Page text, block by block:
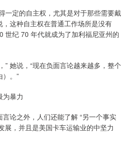
定的自主权，尤其是对于那些需要戴
这种自主权在普通工作场所是没有
世纪 70 年代就成为了加利福尼亚州的
她说，“现在负面言论越来越多，整个
。”
暴力
论之外，人们还能了解 “另一个事实
，并且是美国卡车运输业的中坚力